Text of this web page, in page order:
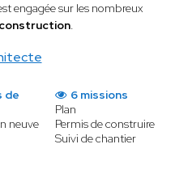
engagée sur les nombreux
construction.
de
neuve
6 missions
Plan
Permis de construire
Suivi de chantier